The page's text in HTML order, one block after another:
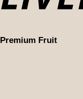
Premium Fruit